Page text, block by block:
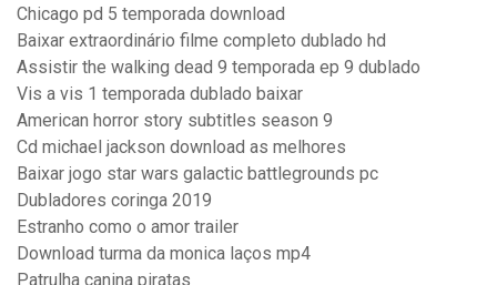
Chicago pd 5 temporada download
Baixar extraordinário filme completo dublado hd
Assistir the walking dead 9 temporada ep 9 dublado
Vis a vis 1 temporada dublado baixar
American horror story subtitles season 9
Cd michael jackson download as melhores
Baixar jogo star wars galactic battlegrounds pc
Dubladores coringa 2019
Estranho como o amor trailer
Download turma da monica laços mp4
Patrulha canina piratas